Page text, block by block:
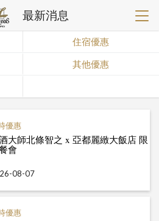
最新消息
住宿優惠
其他優惠
優惠
大師北條智之 x 亞都麗緻大飯店 限
會
08-07
優惠